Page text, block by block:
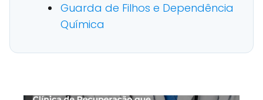
Guarda de Filhos e Dependência
Química